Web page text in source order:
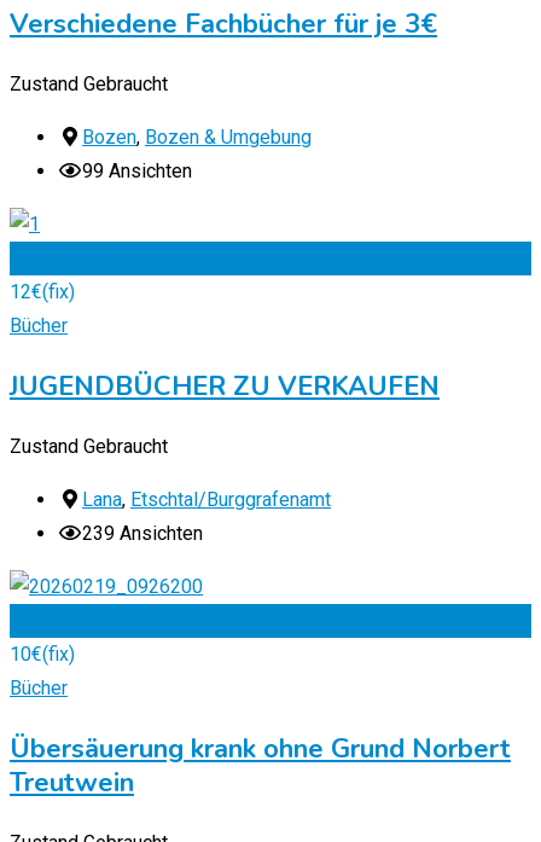
Verschiedene Fachbücher für je 3€
Zustand Gebraucht
Bozen, Bozen & Umgebung
99 Ansichten
12€(fix)
Bücher
JUGENDBÜCHER ZU VERKAUFEN
Zustand Gebraucht
Lana, Etschtal/Burggrafenamt
239 Ansichten
10€(fix)
Bücher
Übersäuerung krank ohne Grund Norbert
Treutwein